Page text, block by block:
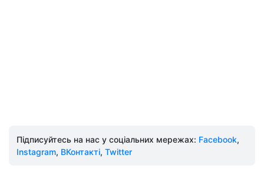
Підписуйтесь на нас у соціальних мережах: Facebook,
Instagram, ВКонтакті, Twitter